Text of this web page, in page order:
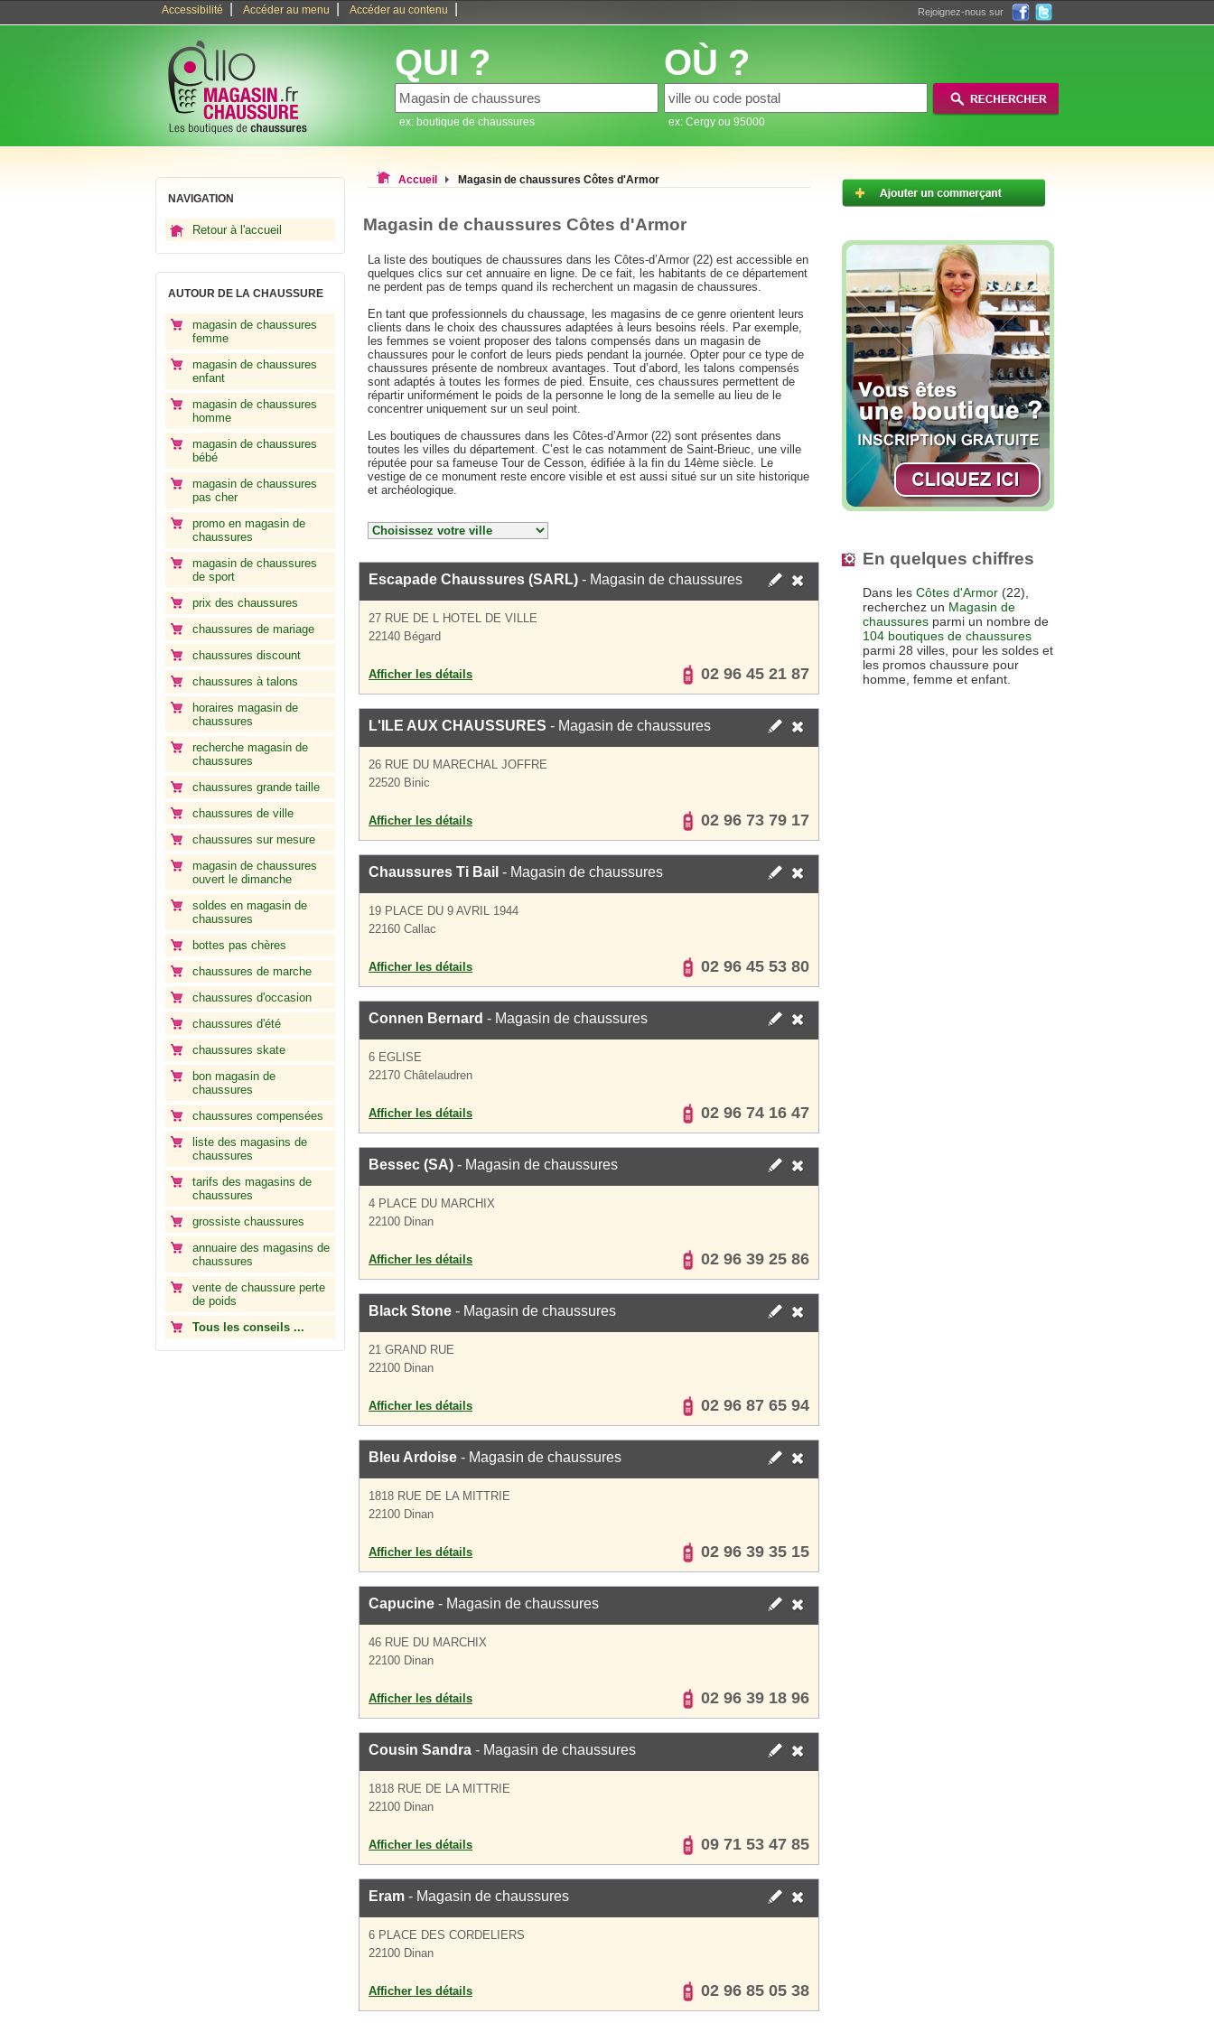
Accessibilité Accéder au menu Accéder au contenu Rejoignez-nous sur
QUI ?
ex: boutique de chaussures
OÙ ?
ex: Cergy ou 95000
NAVIGATION
Retour à l'accueil
AUTOUR DE LA CHAUSSURE
magasin de chaussures
femme
magasin de chaussures
enfant
magasin de chaussures
homme
magasin de chaussures
bébé
magasin de chaussures
pas cher
promo en magasin de
chaussures
magasin de chaussures
de sport
prix des chaussures
chaussures de mariage
chaussures discount
chaussures à talons
horaires magasin de
chaussures
recherche magasin de
chaussures
chaussures grande taille
chaussures de ville
chaussures sur mesure
magasin de chaussures
ouvert le dimanche
soldes en magasin de
chaussures
bottes pas chères
chaussures de marche
chaussures d'occasion
chaussures d'été
chaussures skate
bon magasin de
chaussures
chaussures compensées
liste des magasins de
chaussures
tarifs des magasins de
chaussures
grossiste chaussures
annuaire des magasins de
chaussures
vente de chaussure perte
de poids
Tous les conseils ...
Accueil Magasin de chaussures Côtes d'Armor
Magasin de chaussures Côtes d'Armor
La liste des boutiques de chaussures dans les Côtes-d’Armor (22) est accessible en
quelques clics sur cet annuaire en ligne. De ce fait, les habitants de ce département
ne perdent pas de temps quand ils recherchent un magasin de chaussures.
En tant que professionnels du chaussage, les magasins de ce genre orientent leurs
clients dans le choix des chaussures adaptées à leurs besoins réels. Par exemple,
les femmes se voient proposer des talons compensés dans un magasin de
chaussures pour le confort de leurs pieds pendant la journée. Opter pour ce type de
chaussures présente de nombreux avantages. Tout d’abord, les talons compensés
sont adaptés à toutes les formes de pied. Ensuite, ces chaussures permettent de
répartir uniformément le poids de la personne le long de la semelle au lieu de le
concentrer uniquement sur un seul point.
Les boutiques de chaussures dans les Côtes-d’Armor (22) sont présentes dans
toutes les villes du département. C’est le cas notamment de Saint-Brieuc, une ville
réputée pour sa fameuse Tour de Cesson, édifiée à la fin du 14ème siècle. Le
vestige de ce monument reste encore visible et est aussi situé sur un site historique
et archéologique.
Escapade Chaussures (SARL) - Magasin de chaussures
27 RUE DE L HOTEL DE VILLE
22140 Bégard
Afficher les détails 02 96 45 21 87
L'ILE AUX CHAUSSURES - Magasin de chaussures
26 RUE DU MARECHAL JOFFRE
22520 Binic
Afficher les détails 02 96 73 79 17
Chaussures Ti Bail - Magasin de chaussures
19 PLACE DU 9 AVRIL 1944
22160 Callac
Afficher les détails 02 96 45 53 80
Connen Bernard - Magasin de chaussures
6 EGLISE
22170 Châtelaudren
Afficher les détails 02 96 74 16 47
Bessec (SA) - Magasin de chaussures
4 PLACE DU MARCHIX
22100 Dinan
Afficher les détails 02 96 39 25 86
Black Stone - Magasin de chaussures
21 GRAND RUE
22100 Dinan
Afficher les détails 02 96 87 65 94
Bleu Ardoise - Magasin de chaussures
1818 RUE DE LA MITTRIE
22100 Dinan
Afficher les détails 02 96 39 35 15
Capucine - Magasin de chaussures
46 RUE DU MARCHIX
22100 Dinan
Afficher les détails 02 96 39 18 96
Cousin Sandra - Magasin de chaussures
1818 RUE DE LA MITTRIE
22100 Dinan
Afficher les détails 09 71 53 47 85
Eram - Magasin de chaussures
6 PLACE DES CORDELIERS
22100 Dinan
Afficher les détails 02 96 85 05 38
En quelques chiffres
Dans les Côtes d'Armor (22),
recherchez un Magasin de
chaussures parmi un nombre de
104 boutiques de chaussures
parmi 28 villes, pour les soldes et
les promos chaussure pour
homme, femme et enfant.